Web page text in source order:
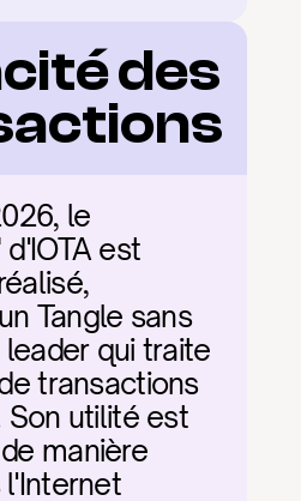
des
le
est
Tangle sans
qui traite
transactions
Son utilité est
manière
l'Internet